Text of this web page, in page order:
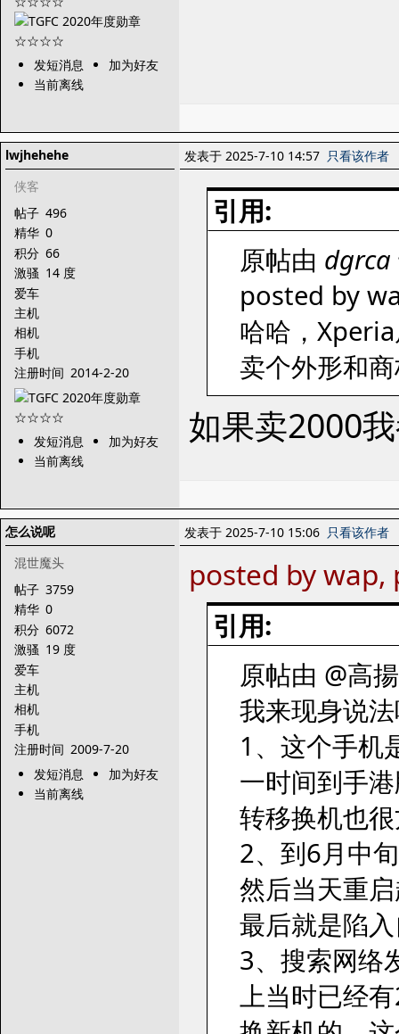
发短消息
加为好友
当前离线
lwjhehehe
侠客
帖子 496
精华 0
积分 66
激骚 14 度
爱车
主机
相机
手机
注册时间 2014-2-20
发短消息
加为好友
当前离线
发表于 2025-7-10 14:57 只看该作者
引用:
原帖由 dgrca
posted by
哈哈，
卖个外形和
如果卖2000
怎么说呢
混世魔头
帖子 3759
精华 0
积分 6072
激骚 19 度
爱车
主机
相机
手机
注册时间 2009-7-20
发短消息
加为好友
当前离线
发表于 2025-7-10 15:06 只看该作者
posted by
引用:
原帖由 @高
我来现身说
1、这个手机
一时间到手
转移换机也
2、到6月中
然后当天重
最后就是陷
3、搜索网络
上当时已经